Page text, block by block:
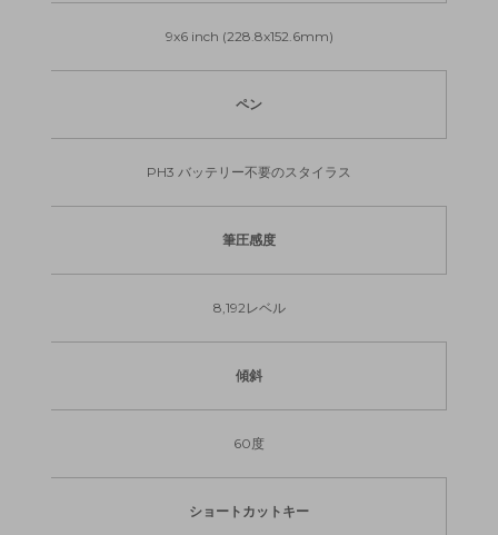
9x6 inch (228.8x152.6mm)
ペン
PH3 バッテリー不要のスタイラス
筆圧感度
8,192レベル
傾斜
60度
ショートカットキー